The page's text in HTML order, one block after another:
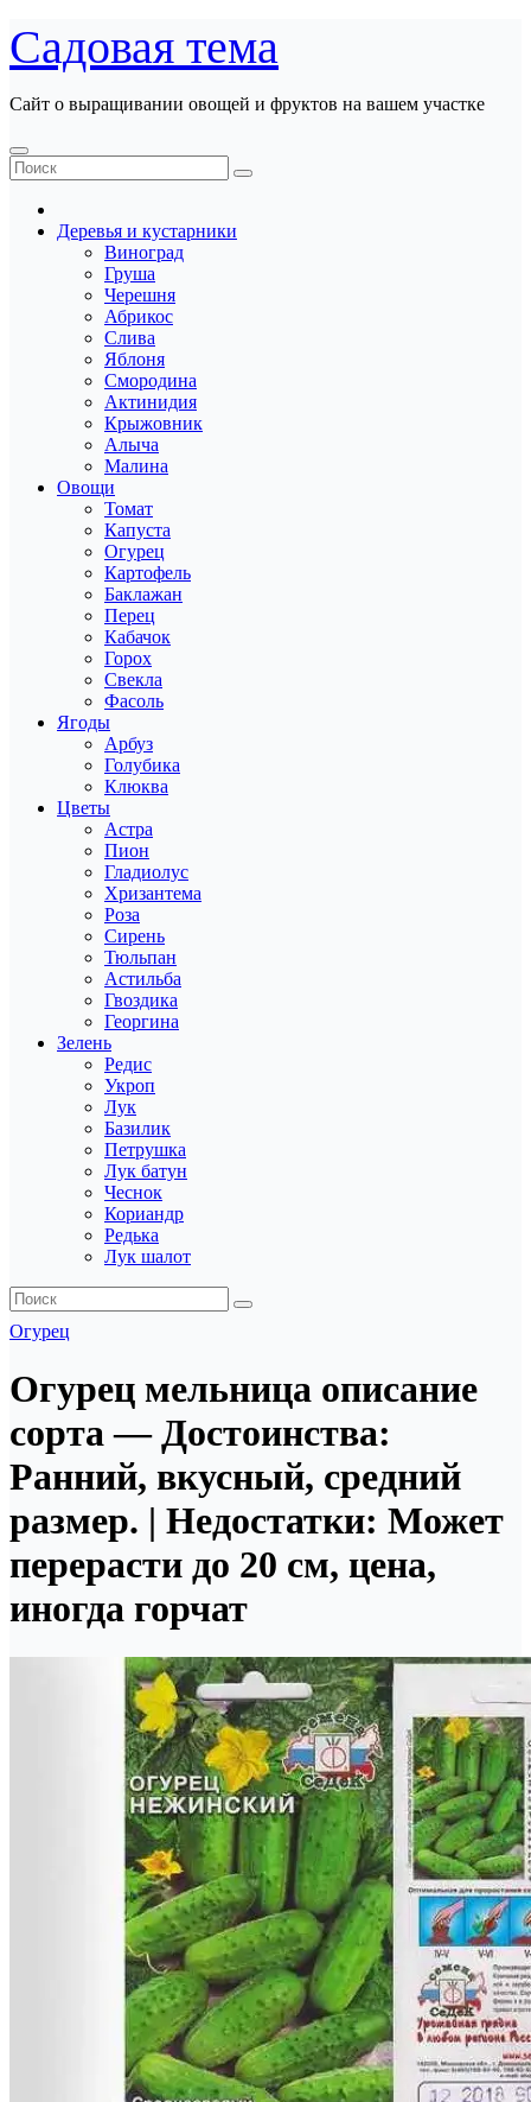
Перейти
к
содержанию
Садовая тема
Сайт о выращивании овощей и фруктов на вашем участке
Деревья и кустарники
Виноград
Груша
Черешня
Абрикос
Слива
Яблоня
Смородина
Актинидия
Крыжовник
Алыча
Малина
Овощи
Томат
Капуста
Огурец
Картофель
Баклажан
Перец
Кабачок
Горох
Свекла
Фасоль
Ягоды
Арбуз
Голубика
Клюква
Цветы
Астра
Пион
Гладиолус
Хризантема
Роза
Сирень
Тюльпан
Астильба
Гвоздика
Георгина
Зелень
Редис
Укроп
Лук
Базилик
Петрушка
Лук батун
Чеснок
Кориандр
Редька
Лук шалот
Огурец
Огурец мельница описание
сорта — Достоинства:
Ранний, вкусный, средний
размер. | Недостатки: Может
перерасти до 20 см, цена,
иногда горчат